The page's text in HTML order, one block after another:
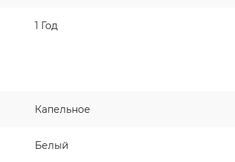
1 Год
Капельное
Белый